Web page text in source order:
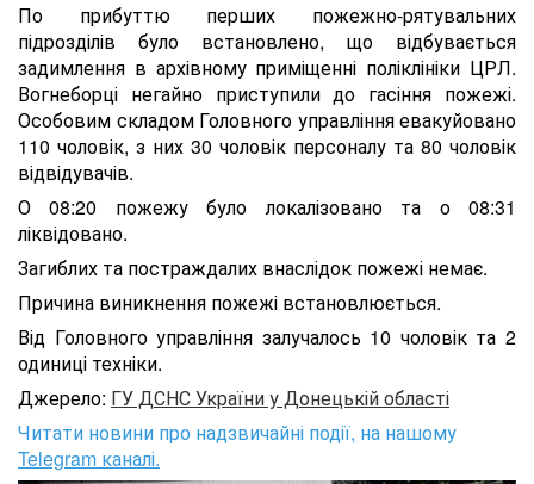
По прибуттю перших пожежно-рятувальних
підрозділів було встановлено, що відбувається
задимлення в архівному приміщенні поліклініки ЦРЛ.
Вогнеборці негайно приступили до гасіння пожежі.
Особовим складом Головного управління евакуйовано
110 чоловік, з них 30 чоловік персоналу та 80 чоловік
відвідувачів.
О 08:20 пожежу було локалізовано та о 08:31
ліквідовано.
Загиблих та постраждалих внаслідок пожежі немає.
Причина виникнення пожежі встановлюється.
Від Головного управління залучалось 10 чоловік та 2
одиниці техніки.
Джерело: ГУ ДСНС України у Донецькій області
Читати новини про надзвичайні події, на нашому
Telegram каналі.